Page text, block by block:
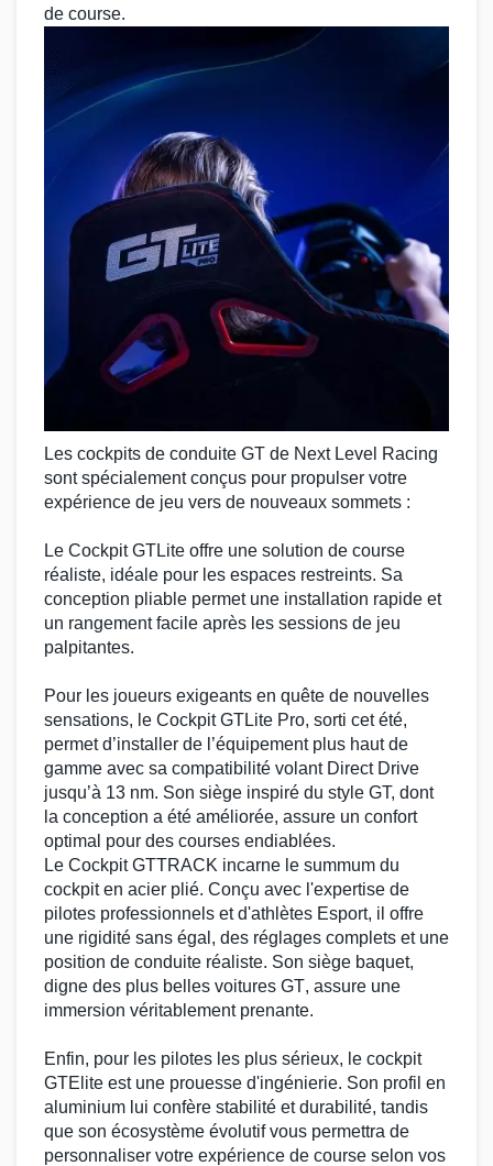
de course.
Les cockpits de conduite GT de Next Level Racing
sont spécialement conçus pour propulser votre
expérience de jeu vers de nouveaux sommets :
Le Cockpit GTLite offre une solution de course
réaliste, idéale pour les espaces restreints. Sa
conception pliable permet une installation rapide et
un rangement facile après les sessions de jeu
palpitantes.
Pour les joueurs exigeants en quête de nouvelles
sensations, le Cockpit GTLite Pro, sorti cet été,
permet d’installer de l’équipement plus haut de
gamme avec sa compatibilité volant Direct Drive
jusqu’à 13 nm. Son siège inspiré du style GT, dont
la conception a été améliorée, assure un confort
optimal pour des courses endiablées.
Le Cockpit GTTRACK incarne le summum du
cockpiten acier plié. Conçu avec l'expertise de
pilotes professionnels et d'athlètes Esport, il offre
une rigidité sans égal, des réglages complets et une
position de conduite réaliste. Son siège baquet,
digne des plus belles voitures GT, assure une
immersion véritablement prenante.
Enfin, pour les pilotes les plus sérieux, le cockpit
GTElite est une prouesse d'ingénierie. Son profil en
aluminium lui confère stabilité et durabilité, tandis
que son écosystème évolutif vous permettra de
personnaliser votre expérience de course selon vos